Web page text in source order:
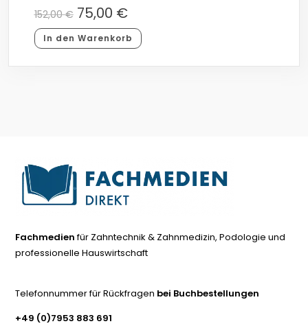
152,00€ 75,00 €
In den Warenkorb
Fachmedienfür Zahntechnik & Zahnmedizin, Podologie und
professionelle Hauswirtschaft
Telefonnummer für Rückfragen bei Buchbestellungen
+49 (0)7953 883 691